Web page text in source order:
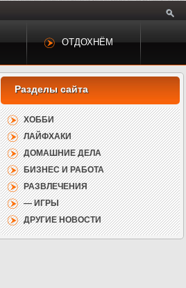
ОТДОХНЁМ
ХОББИ
ЛАЙФХАКИ
ДОМАШНИЕ ДЕЛА
БИЗНЕС И РАБОТА
РАЗВЛЕЧЕНИЯ
— ИГРЫ
ДРУГИЕ НОВОСТИ